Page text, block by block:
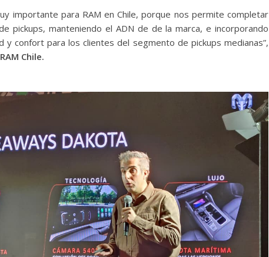
importante para RAM en Chile, porque nos permite completar
pickups, manteniendo el ADN de de la marca, e incorporando
y confort para los clientes del segmento de pickups medianas”,
Chile.